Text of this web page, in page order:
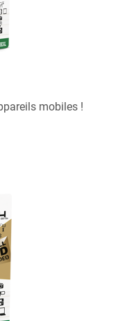
mobiles !